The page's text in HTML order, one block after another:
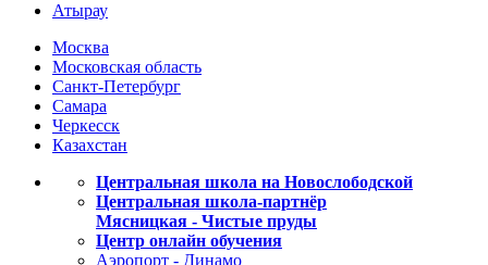
Атырау
Москва
Московская область
Санкт-Петербург
Самара
Черкесск
Казахстан
Центральная школа на Новослободской
Центральная школа-партнёр
Мясницкая - Чистые пруды
Центр онлайн обучения
Аэропорт - Динамо